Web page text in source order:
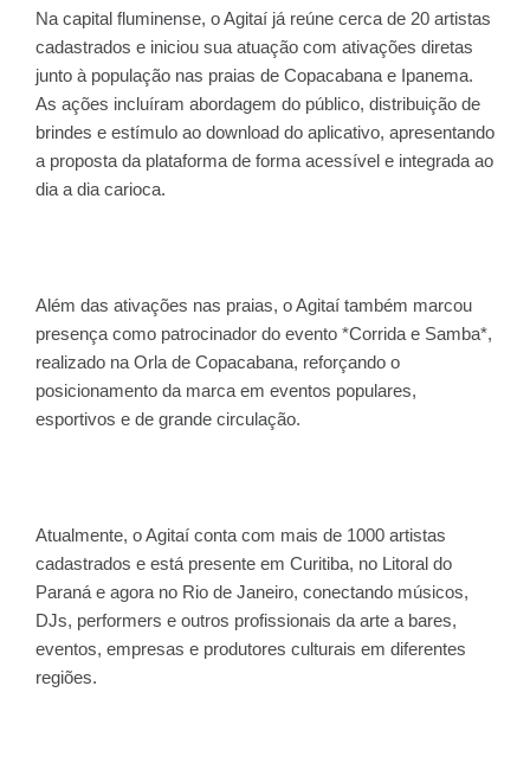
Na capital fluminense, o Agitaí já reúne cerca de 20 artistas
cadastrados e iniciou sua atuação com ativações diretas
junto à população nas praias de Copacabana e Ipanema.
As ações incluíram abordagem do público, distribuição de
brindes e estímulo ao download do aplicativo, apresentando
a proposta da plataforma de forma acessível e integrada ao
dia a dia carioca.
Além das ativações nas praias, o Agitaí também marcou
presença como patrocinador do evento *Corrida e Samba*,
realizado na Orla de Copacabana, reforçando o
posicionamento da marca em eventos populares,
esportivos e de grande circulação.
Atualmente, o Agitaí conta com mais de 1000 artistas
cadastrados e está presente em Curitiba, no Litoral do
Paraná e agora no Rio de Janeiro, conectando músicos,
DJs, performers e outros profissionais da arte a bares,
eventos, empresas e produtores culturais em diferentes
regiões.